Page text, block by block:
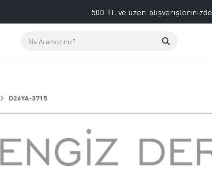
500 TL ve üzeri alışverişlerinizde
D26YA-3715